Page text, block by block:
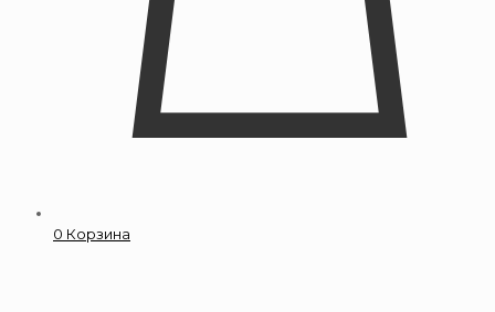
0 Корзина